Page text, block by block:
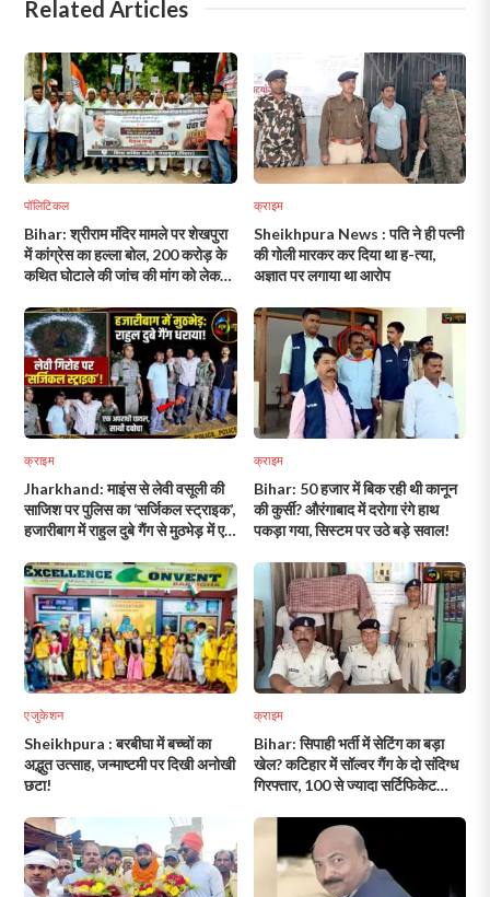
Related Articles
पॉलिटिकल
Bihar: श्रीराम मंदिर मामले पर शेखपुरा
में कांग्रेस का हल्ला बोल, 200 करोड़ के
कथित घोटाले की जांच की मांग को लेकर
क्राइम
Sheikhpura News : पति ने ही पत्नी
की गोली मारकर कर दिया था ह-त्या,
अज्ञात पर लगाया था आरोप
क्राइम
Jharkhand: माइंस से लेवी वसूली की
साजिश पर पुलिस का ‘सर्जिकल स्ट्राइक’,
हजारीबाग में राहुल दुबे गैंग से मुठभेड़ में एक
क्राइम
Bihar: 50 हजार में बिक रही थी कानून
की कुर्सी? औरंगाबाद में दरोगा रंगे हाथ
पकड़ा गया, सिस्टम पर उठे बड़े सवाल!
एजुकेशन
Sheikhpura : बरबीघा में बच्चों का
अद्भुत उत्साह, जन्माष्टमी पर दिखी अनोखी
छटा!
क्राइम
Bihar: सिपाही भर्ती में सेटिंग का बड़ा
खेल? कटिहार में सॉल्वर गैंग के दो संदिग्ध
गिरफ्तार, 100 से ज्यादा सर्टिफिकेट